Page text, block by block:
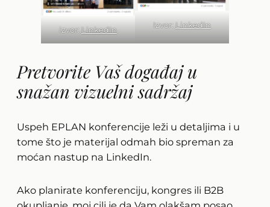
izvor:LinkedIn Izvor:LinkedIn
Pretvorite Vaš događaj u
snažan vizuelni sadržaj
Uspeh EPLAN konferencije leži u detaljima i u
tome što je materijal odmah bio spreman za
moćan nastup na LinkedIn.
Ako planirate konferenciju, kongres ili B2B